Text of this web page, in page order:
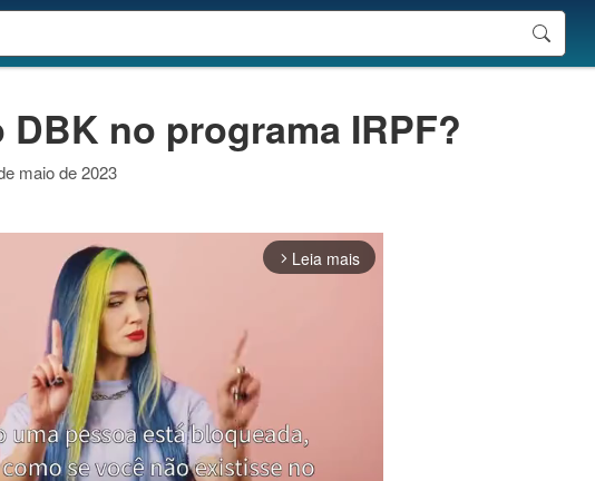
no programa IRPF?
maio de 2023
arrow_forward_ios Leia mais